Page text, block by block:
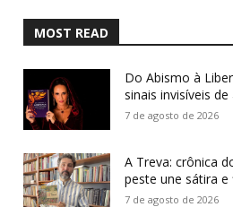
MOST READ
Do Abismo à
sinais invisíveis de
7 de agosto de 2026
A Treva: crônica
peste une sátira e
7 de agosto de 2026